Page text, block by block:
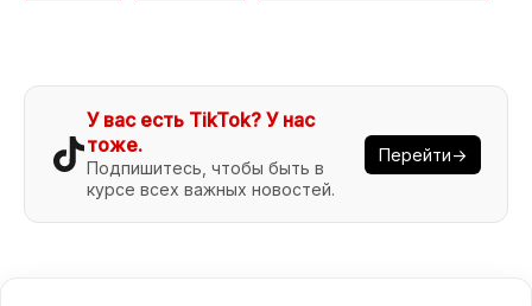
У вас есть TikTok? У нас
тоже.
Подпишитесь, чтобы быть в
курсе всех важных новостей.
Перейти→